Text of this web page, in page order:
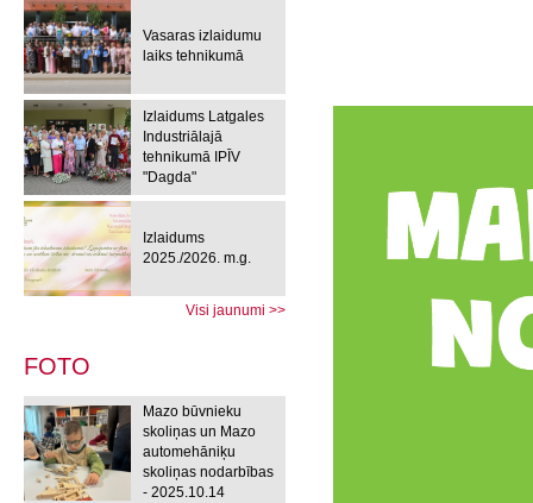
Vasaras izlaidumu
laiks tehnikumā
Izlaidums Latgales
Industriālajā
tehnikumā IPĪV
"Dagda"
Izlaidums
2025./2026. m.g.
Visi jaunumi >>
FOTO
Mazo būvnieku
skoliņas un Mazo
automehāniķu
skoliņas nodarbības
- 2025.10.14